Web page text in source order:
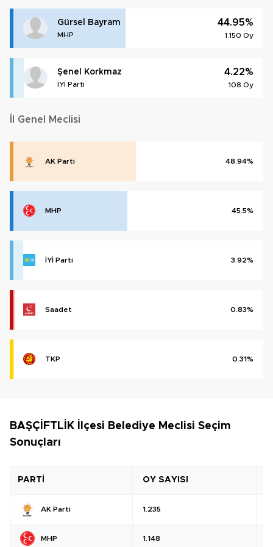
Gürsel Bayram
MHP
44.95%
1.150 Oy
Şenel Korkmaz
İYİ Parti
4.22%
108 Oy
İl Genel Meclisi
AK Parti 48.94%
MHP 45.5%
İYİ Parti 3.92%
Saadet 0.83%
TKP 0.31%
BAŞÇİFTLİK İlçesi Belediye Meclisi Seçim
Sonuçları
PARTİ OY SAYISI
AK Parti 1.235
MHP 1.148